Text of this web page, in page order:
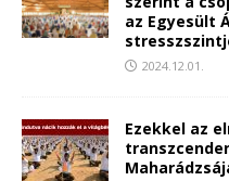
az Egyesült
2024.12.01.
Ezekkel az